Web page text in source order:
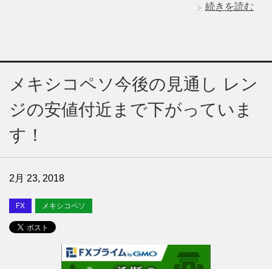
続きを読む
メキシコペソ今後の見通し レン
ジの安値付近まで下がっていま
す！
2月 23, 2018
FX メキシコペソ